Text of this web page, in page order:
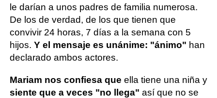
le darían a unos padres de familia numerosa.
De los de verdad, de los que tienen que
convivir 24 horas, 7 días a la semana con 5
hijos. Y el mensaje es unánime: "ánimo" han
declarado ambos actores.
Mariam nos confiesa que ella tiene una niña y
siente que a veces "no llega" así que no se